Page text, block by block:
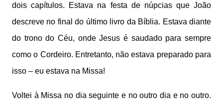
dois capítulos. Estava na festa de núpcias que João
descreve no final do último livro da Bíblia. Estava diante
do trono do Céu, onde Jesus é saudado para sempre
como o Cordeiro. Entretanto, não estava preparado para
isso – eu estava na Missa!
Voltei à Missa no dia seguinte e no outro dia e no outro.